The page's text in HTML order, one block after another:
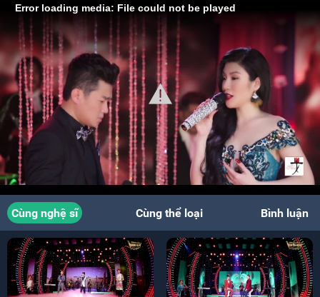
Error loading media: File could not be played
Cùng nghệ sĩ Cùng thể loại Bình luận